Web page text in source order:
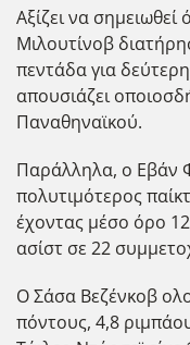
Αξίζει να σημειωθεί
Μιλουτίνοβ
πεντάδα για
απουσιάζει
Παναθηναϊκού.
Παράλληλα, ο Εβάν
πολυτιμότερος
έχοντας μέσο όρο
ασίστ σε 22
Ο Σάσα Βεζένκοβ
πόντους, 4,8